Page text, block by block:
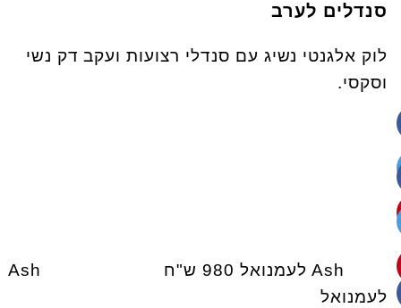
סנדלים לערב
לוק אלגנטי נשיג עם סנדלי רצועות ועקב דק נשי
וסקסי.
Ash לעמנואל 980 ש"ח Ash
לעמנואל